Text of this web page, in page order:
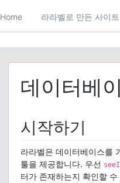
Home 라라벨로 만든 사이트
데이터베
시작하기
라라벨은 데이터베이스를
툴을 제공합니다. 우선
터가 존재하는지 확인할